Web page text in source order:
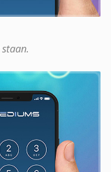
staan.